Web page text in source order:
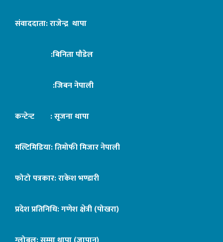
संवाददाता: राजेन्द्र थापा
:बिनिता पौडेल
:जिबन नेपाली
कन्टेन्ट : सृजना थापा
मल्टिमिडिया: तिमोफी मिजार नेपाली
फोटो पत्रकार: राकेश भण्डारी
प्रदेश प्रतिनिधि: गणेश क्षेत्री (पोखरा)